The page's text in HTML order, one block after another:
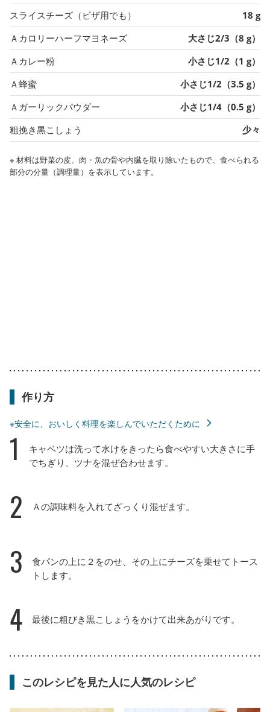
スライスチーズ（ピザ用でも）
18 g
Ａカロリーハーフマヨネーズ
大さじ2/3（8 g）
Ａカレー粉
小さじ1/2（1 g）
Ａ蜂蜜
小さじ1/2（3.5 g）
Ａガーリックパウダー
小さじ1/4（0.5 g）
粗挽き黒こしょう
少々
※ 材料は野菜の皮、肉・魚の骨や内臓を取り除いたもので、食べられる
部分の分量（調理量）を表示しています。
作り方
※安全に、おいしく料理を楽しんでいただくために
1
キャベツは洗って水けをきったら食べやすい大きさに手
でちぎり、ツナを混ぜ合わせます。
2 Ａの調味料を入れてざっくり混ぜます。
3
食パンの上に２をのせ、その上にチーズを乗せてトース
トします。
4 最後に粗びき黒こしょうをかけて出来あがりです。
このレシピを見た人に人気のレシピ